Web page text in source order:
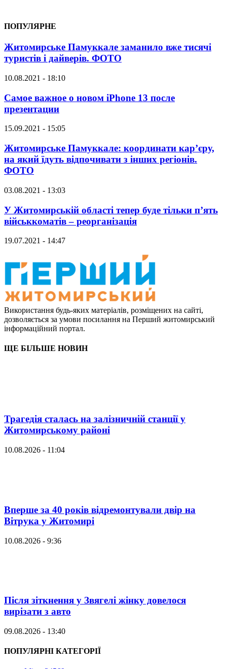
ПОПУЛЯРНЕ
Житомирське Памуккале заманило вже тисячі
туристів і дайверів. ФОТО
10.08.2021 - 18:10
Самое важное о новом iPhone 13 после
презентации
15.09.2021 - 15:05
Житомирське Памуккале: координати кар’єру,
на який їдуть відпочивати з інших регіонів.
ФОТО
03.08.2021 - 13:03
У Житомирській області тепер буде тільки п’ять
військкоматів – реорганізація
19.07.2021 - 14:47
Використання будь-яких матеріалів, розміщених на сайті,
дозволяється за умови посилання на Перший житомирський
інформаційний портал.
ЩЕ БІЛЬШЕ НОВИН
Трагедія сталась на залізничній станції у
Житомирському районі
10.08.2026 - 11:04
Вперше за 40 років відремонтували двір на
Вітрука у Житомирі
10.08.2026 - 9:36
Після зіткнення у Звягелі жінку довелося
вирізати з авто
09.08.2026 - 13:40
ПОПУЛЯРНІ КАТЕГОРІЇ